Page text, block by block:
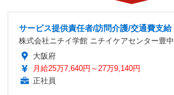
サービス提供責任者/訪問介護/交通費支給
株式会社ニチイ学館 ニチイケアセンター豊中
大阪府
月給25万7,640円～27万9,140円
正社員